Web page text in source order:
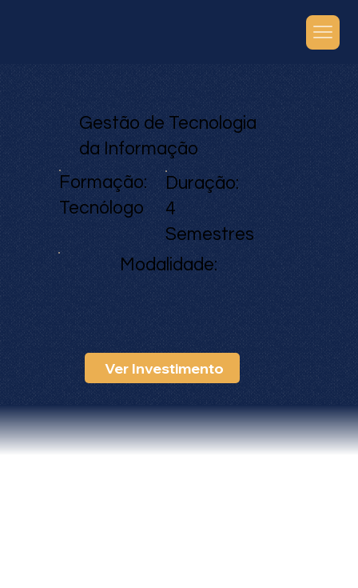
Gestão de Tecnologia
da Informação
Formação:
Tecnólogo
Duração:
4
Semestres
Modalidade:
Ver Investimento